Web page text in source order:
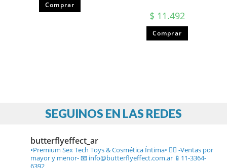
Comprar
$ 11.492
Comprar
SEGUINOS EN LAS REDES
butterflyeffect_ar
•Premium Sex Tech Toys & Cosmética Íntima• ❤️‍🔥 -Ventas por
mayor y menor-📧 info@butterflyeffect.com.ar 📱11-3364-
6392